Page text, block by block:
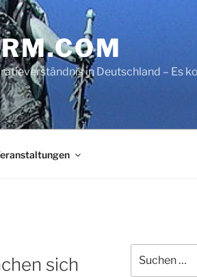
in Deutschland – Es
sich
nach: